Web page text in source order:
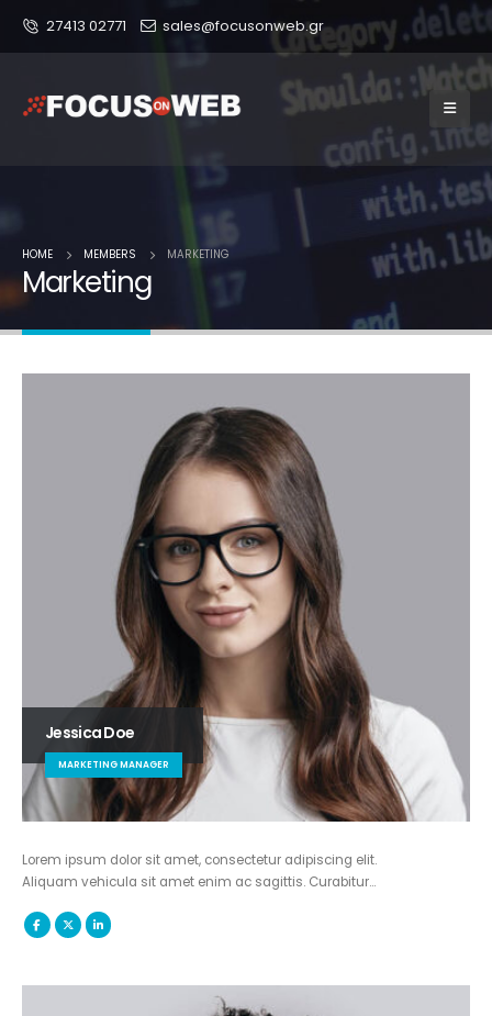
27413 02771 sales@focusonweb.gr
HOME MEMBERS MARKETING
Marketing
Jessica Doe
MARKETING MANAGER
Lorem ipsum dolor sit amet, consectetur adipiscing elit.
Aliquam vehicula sit amet enim ac sagittis. Curabitur…